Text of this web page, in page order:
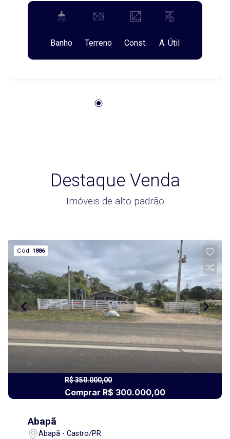
Construída: 60,00 metros quadrados -
Localização: Bairro Centro, Castro/PR -
consultórios ou outros tipos de negócios. Caso
tenha interesse ou precise de mais
consulta) e o Fundo de Conservação do Imóvel
Banho
Terreno
Const.
A. Útil
Destaque Venda
Imóveis de alto padrão
Cód. 1886
R$ 350.000,00
Comprar R$ 300.000,00
Abapã
Abapã - Castro/PR